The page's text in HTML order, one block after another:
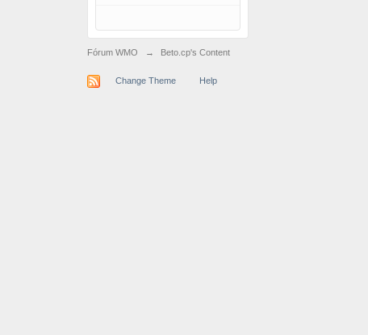
Fórum WMO → Beto.cp's Content
Change Theme Help